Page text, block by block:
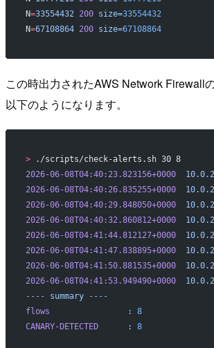
N=33554432 200 size=33554432
N=67108864 200 size=67108864
この時出力されたAWS Network Firewall
以下のようになります。
> ./scripts/check-alerts.sh 30 8
2026-06-08T04:40:23.823156+0000
2026-06-08T04:40:26.835255+0000
2026-06-08T04:40:29.848050+0000
2026-06-08T04:40:32.860812+0000
2026-06-08T04:41:44.812127+0000
2026-06-08T04:41:47.838895+0000
2026-06-08T04:41:50.881535+0000
2026-06-08T04:41:53.949490+0000
---- summary ----
flows
                :
8
CANARY-DETECTED
      :
8